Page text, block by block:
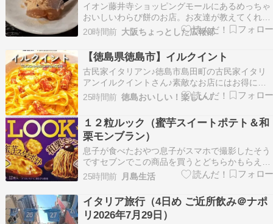
イオン藤井寺ショッピングモールにあるめっちゃ
おいしいわらび餅のお店。お友達が教えてくれま
した。京都利休の生わらび餅イオン藤井寺ショッ
ピングセンター2025年3月14日にオープンされた
そうです。国産最高Aランクわらび粉使用とのこ
とで、和牛のお肉みたいな言い回しやなぁ。京都
の和菓子職…
20時間前 大阪ちょっとした広報部
【徳島県徳島市】イルクイント
古民家イタリアン♪徳島市島田町の古民家イタリ
アンイルクイントさん♪素敵なお店にはお得に生
パスタを頂ける日があります♬ランチメニューは
こんな感じ♪ タリアテッレポルチーニクレーマ♪タ
リアテッレポルチーニクレーマ????自家製生パス
タタリアテッレのポルチーニの旨味が染み込んん
だクリー…
25時間前 徳島おいしい！楽しい！
１２粒ルック（蜜芋スイートポテト＆和
栗モンブラン）
息子が食べたおやつ息子がスマホで撮影したそう
ですセブンでこの商品を買うとどちらかもらえる
そうです（無料クーポンプレゼント・８月１２日
まで）不二家 ホームパイ チビだらけ パウチ不二
家 ホームパイミニ 熟成蜜芋 秋のスイーツ食べく
らべ♪ おいしかったそうです 職場の女性にもらい
ま…
25時間前 月島生活
イタリア旅行（4日め ご近所飲み＠ナポ
リ2026年7月29日）